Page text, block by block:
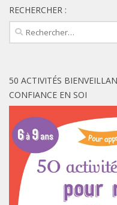
RECHERCHER :
Rechercher :
50 ACTIVITÉS
CONFIANCE EN SOI